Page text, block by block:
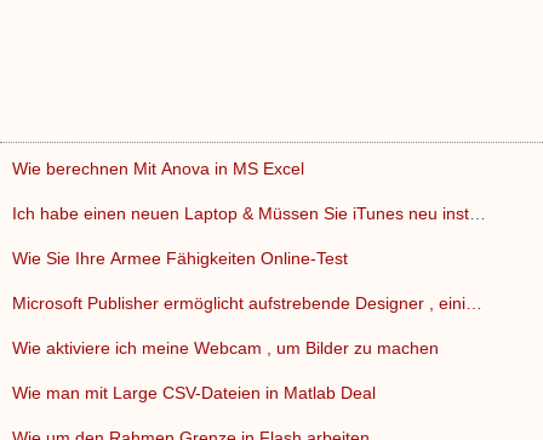
Wie berechnen Mit Anova in MS Excel
Wie Sie Ihre Armee Fähigkeiten Online-Test
Microsoft Publisher ermöglicht aufstrebende Designer , eini…
Wie aktiviere ich meine Webcam , um Bilder zu machen
Wie man mit Large CSV-Dateien in Matlab Deal